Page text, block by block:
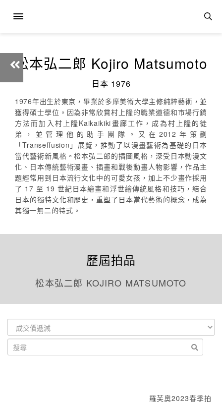
松本弘二郎 Kojiro Matsumoto
日本 1976
1976年出生於東京，畢業於多摩美術大學主修純粹藝術，並
獲得碩士學位。因為非常欣賞村上隆的職業道德和市場行銷
方法而加入村上隆Kaikaikiki畫廊工作，成為村上隆的徒
弟，並管理他的助手團隊。又在2012年策劃
「Transeffusion」展覽，推動了以漫畫藝術為基礎的日本
當代藝術新風格。松本弘二郎的插圖風格，深受日本動漫文
化、日本傳統藝術漫畫、插畫和戰後動畫人物影響，作品主
題經常用到日本流行文化中的可愛女孩，加上不少畫作採用
了 17 至 19 世紀日本繪畫和浮世繪傳統風格和技巧，結合
日本的獨特文化和歷史，重塑了日本當代藝術的概念，成為
其獨一無二的特式。
歷屆拍品
松本弘二郎 KOJIRO MATSUMOTO
羅芙奧2023春季拍